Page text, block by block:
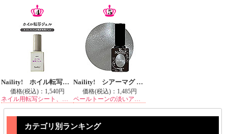
Naility! ホイル転写ジェル
価格(税込)： 1,540円
Naility! シアーマグ MG01 アイスグレージュ
価格(税込)： 1,485円
カテゴリ別ランキング